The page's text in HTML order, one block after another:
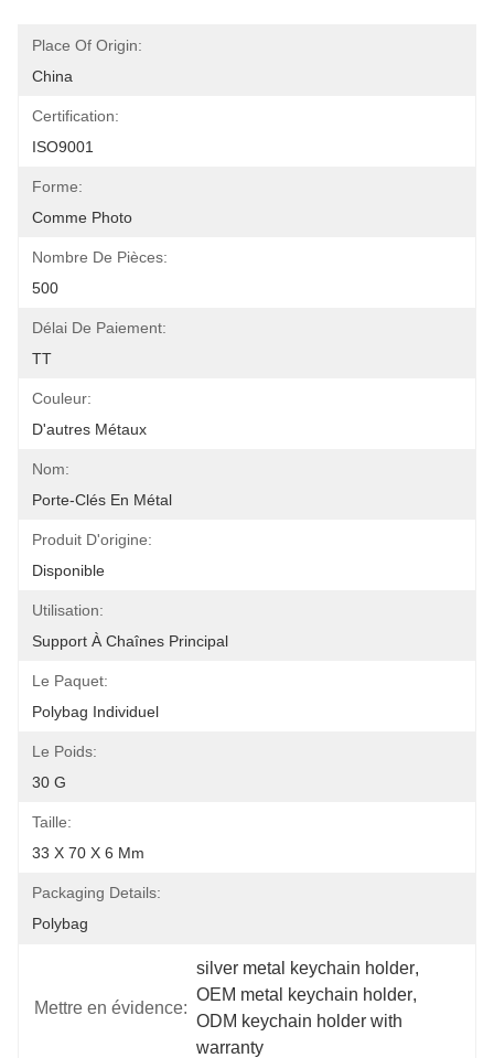
Place Of Origin:
China
Certification:
ISO9001
Forme:
Comme Photo
Nombre De Pièces:
500
Délai De Paiement:
TT
Couleur:
D'autres Métaux
Nom:
Porte-Clés En Métal
Produit D'origine:
Disponible
Utilisation:
Support À Chaînes Principal
Le Paquet:
Polybag Individuel
Le Poids:
30 G
Taille:
33 X 70 X 6 Mm
Packaging Details:
Polybag
Mettre en évidence:
silver metal keychain holder,
OEM metal keychain holder,
ODM keychain holder with
warranty